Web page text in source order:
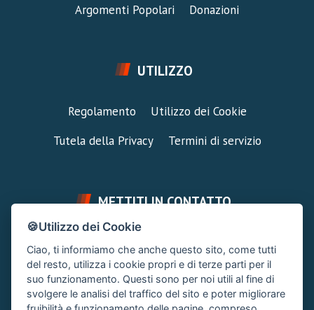
Argomenti Popolari Donazioni
UTILIZZO
Regolamento
Utilizzo dei Cookie
Tutela della Privacy
Termini di servizio
METTITI IN CONTATTO
FAI UNA DOMANDA
Chiedi un Consiglio
Area Ticket
CONTATTA L'AMMINISTRAZIONE
Clicca quì
🍪Utilizzo dei Cookie
Ciao, ti informiamo che anche questo sito, come tutti
del resto, utilizza i cookie propri e di terze parti per il
suo funzionamento. Questi sono per noi utili al fine di
svolgere le analisi del traffico del sito e poter migliorare